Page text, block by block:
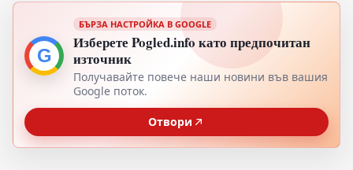
G
БЪРЗА НАСТРОЙКА В GOOGLE
Изберете Pogled.info като предпочитан
източник
Получавайте повече наши новини във вашия
Google поток.
Отвори